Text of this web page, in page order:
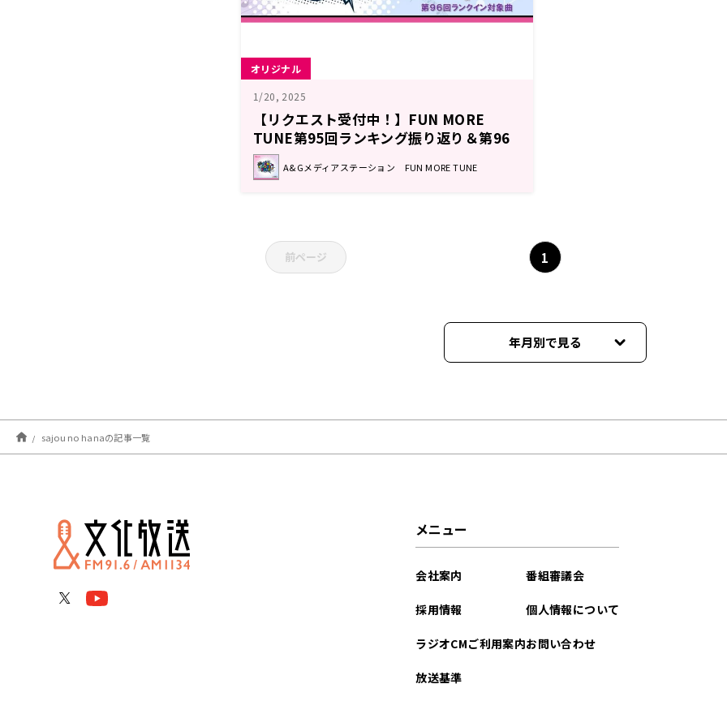
オリジナル
1/20, 2025
【リクエスト受付中！】FUN MORE
TUNE第95回ランキング振り返り＆第96
回 注目楽曲紹介
A&Gメディアステーション FUN MORE TUNE
前ページ 1
年月別で見る
2023年01月
2022年12月
sajou no hanaの記事一覧
メニュー
会社案内
採用情報
ラジオCMご利用案内
放送基準
番組審議会
個人情報について
お問い合わせ